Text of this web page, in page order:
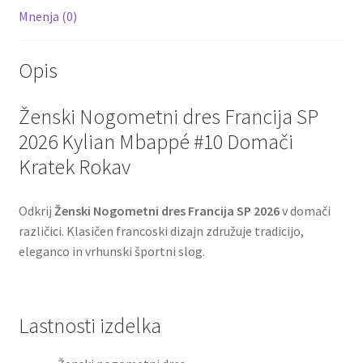
Mnenja (0)
Opis
Ženski Nogometni dres Francija SP
2026 Kylian Mbappé #10 Domači
Kratek Rokav
Odkrij Ženski Nogometni dres Francija SP 2026v domači
različici. Klasičen francoski dizajn združuje tradicijo,
eleganco in vrhunski športni slog.
Lastnosti izdelka